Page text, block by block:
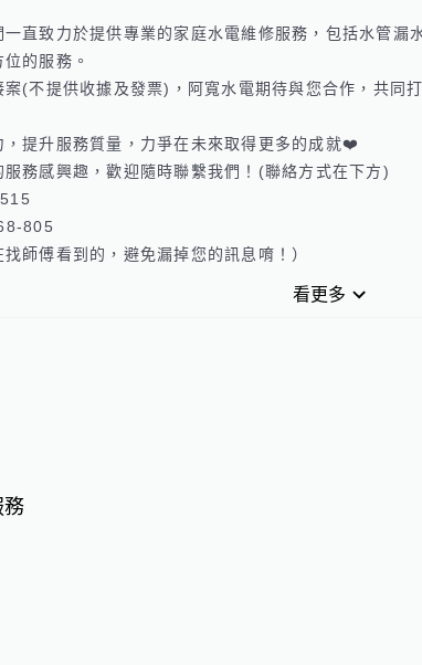
一直致力於提供專業的家庭水電維修服務，包括水管漏
的服務。
案(不提供收據及發票)，阿寬水電期待與您合作，共同
，提升服務質量，力爭在未來取得更多的成就❤️
服務感興趣，歡迎隨時聯繫我們！(聯絡方式在下方)
805
找師傅看到的，避免漏掉您的訊息唷！）
看更多
務